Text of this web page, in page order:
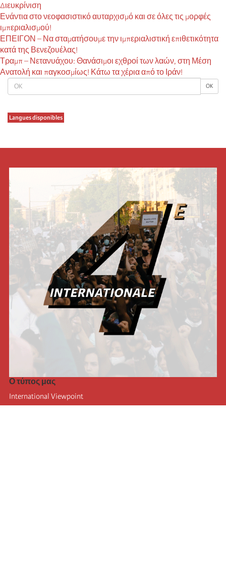
OK OK
Langues disponibles
Διευκρίνιση
Ενάντια στο νεοφασιστικό αυταρχισμό και σε όλες τις μορφές
ιμπεριαλισμού!
ΕΠΕΙΓΟΝ – Να σταματήσουμε την ιμπεριαλιστική επιθετικότητα
κατά της Βενεζουέλας!
Τραμπ – Νετανυάχου: Θανάσιμοι εχθροί των λαών, στη Μέση
Ανατολή και παγκοσμίως! Κάτω τα χέρια από το Ιράν!
Ο τύπος μας
International Viewpoint